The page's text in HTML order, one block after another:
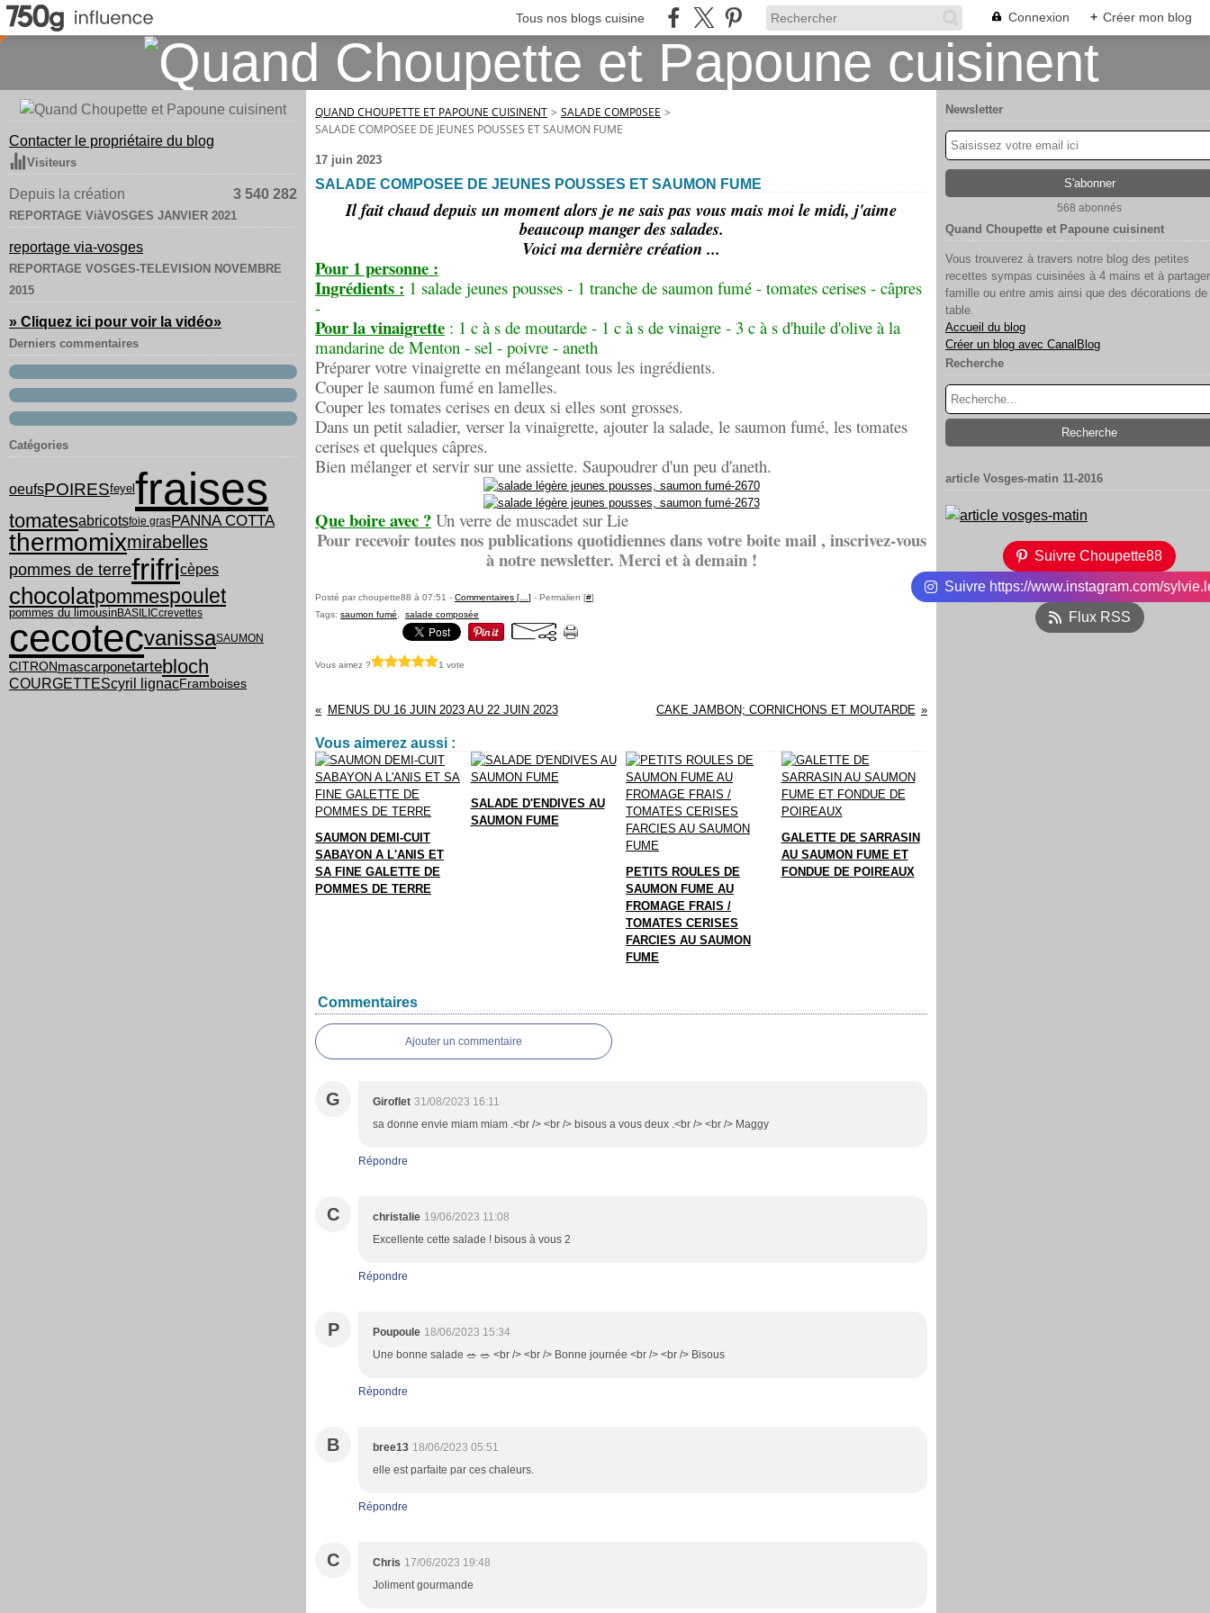
Tous nos blogs cuisine Connexion + Créer mon blog
Contacter le propriétaire du blog
Visiteurs
Depuis la création 3 540 282
REPORTAGE ViàVOSGES JANVIER 2021
reportage via-vosges
REPORTAGE VOSGES-TELEVISION NOVEMBRE
2015
» Cliquez ici pour voir la vidéo»
Derniers commentaires
Catégories
oeufsPOIRESfeyel fraises
tomatesabricotsfoie grasPANNA COTTA
thermomixmirabelles
pommes de terrefrifricèpes
chocolatpommespoulet
pommes du limousinBASILICcrevettes
cecotecvanissaSAUMON
CITRON mascarponetartebloch
COURGETTEScyril lignacFramboises
QUAND CHOUPETTE ET PAPOUNE CUISINENT > SALADE COMP0SEE >
SALADE COMPOSEE DE JEUNES POUSSES ET SAUMON FUME
17 juin 2023
SALADE COMPOSEE DE JEUNES POUSSES ET SAUMON FUME
Il fait chaud depuis un moment alors je ne sais pas vous mais moi le midi, j'aime
beaucoup manger des salades.
Voici ma dernière création ...
Pour 1 personne :
Ingrédients : 1 salade jeunes pousses - 1 tranche de saumon fumé - tomates cerises - câpres
-
Pour la vinaigrette : 1 c à s de moutarde - 1 c à s de vinaigre - 3 c à s d'huile d'olive à la
mandarine de Menton - sel - poivre - aneth
Préparer votre vinaigrette en mélangeant tous les ingrédients.
Couper le saumon fumé en lamelles.
Couper les tomates cerises en deux si elles sont grosses.
Dans un petit saladier, verser la vinaigrette, ajouter la salade, le saumon fumé, les tomates
cerises et quelques câpres.
Bien mélanger et servir sur une assiette. Saupoudrer d'un peu d'aneth.
Que boire avec ? Un verre de muscadet sur Lie
Pour recevoir toutes nos publications quotidiennes dans votre boite mail , inscrivez-vous
à notre newsletter. Merci et à demain !
Posté par choupette88 à 07:51 - Commentaires [ ] - Permalien [#]
Tags: saumon fumé salade composée
Vous aimez ? 1 vote
MENUS DU 16 JUIN 2023 AU 22 JUIN 2023 CAKE JAMBON; CORNICHONS ET MOUTARDE
Vous aimerez aussi :
SAUMON DEMI-CUIT
SABAYON A L'ANIS ET
SA FINE GALETTE DE
POMMES DE TERRE
SALADE D'ENDIVES AU
SAUMON FUME
PETITS ROULES DE
SAUMON FUME AU
FROMAGE FRAIS /
TOMATES CERISES
FARCIES AU SAUMON
FUME
GALETTE DE SARRASIN
AU SAUMON FUME ET
FONDUE DE POIREAUX
Commentaires
Ajouter un commentaire
G Giroflet 31/08/2023 16:11
sa donne envie miam miam .<br /> <br /> bisous a vous deux .<br /> <br /> Maggy
Répondre
C christalie 19/06/2023 11:08
Excellente cette salade ! bisous à vous 2
Répondre
P Poupoule 18/06/2023 15:34
Une bonne salade 🥗 🥗 <br /> <br /> Bonne journée <br /> <br /> Bisous
Répondre
B bree13 18/06/2023 05:51
elle est parfaite par ces chaleurs.
Répondre
C Chris 17/06/2023 19:48
Joliment gourmande
Newsletter
568 abonnés
Quand Choupette et Papoune cuisinent
Vous trouverez à travers notre blog des petites
recettes sympas cuisinées à 4 mains et à
famille ou entre amis ainsi que des décorations de
table.
Accueil du blog
Créer un blog avec CanalBlog
Recherche
article Vosges-matin 11-2016
Suivre Choupette88
Suivre https://www.instagram.com/
Flux RSS